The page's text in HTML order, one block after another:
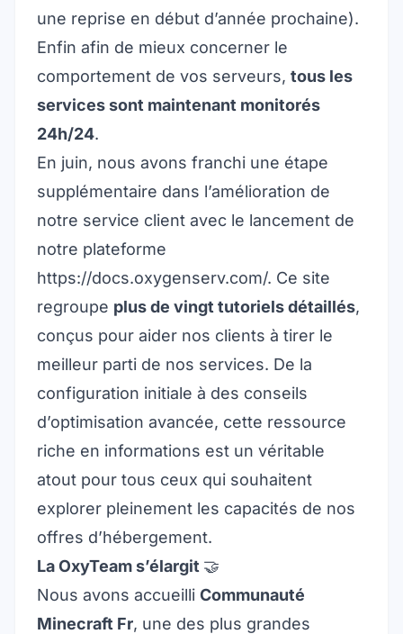
une reprise en début d’année prochaine).
Enfin afin de mieux concerner le
comportement de vos serveurs, tous les
services sont maintenant monitorés
24h/24.
En juin, nous avons franchi une étape
supplémentaire dans l’amélioration de
notre service client avec le lancement de
notre plateforme
https://docs.oxygenserv.com/. Ce site
regroupe plus de vingt tutoriels détaillés,
conçus pour aider nos clients à tirer le
meilleur parti de nos services. De la
configuration initiale à des conseils
d’optimisation avancée, cette ressource
riche en informations est un véritable
atout pour tous ceux qui souhaitent
explorer pleinement les capacités de nos
offres d’hébergement.
La OxyTeam s’élargit 🤝
Nous avons accueilli Communauté
Minecraft Fr, une des plus grandes